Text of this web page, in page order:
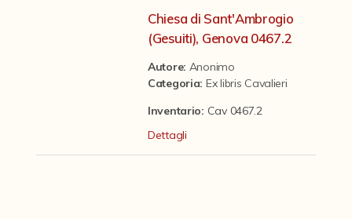
Il progetto Digital Humanities
Contattaci
Chiesa di Sant'Ambrogio
(Gesuiti), Genova 0467.2
Autore: Anonimo
Categoria: Ex libris Cavalieri
Inventario: Cav 0467.2
Dettagli